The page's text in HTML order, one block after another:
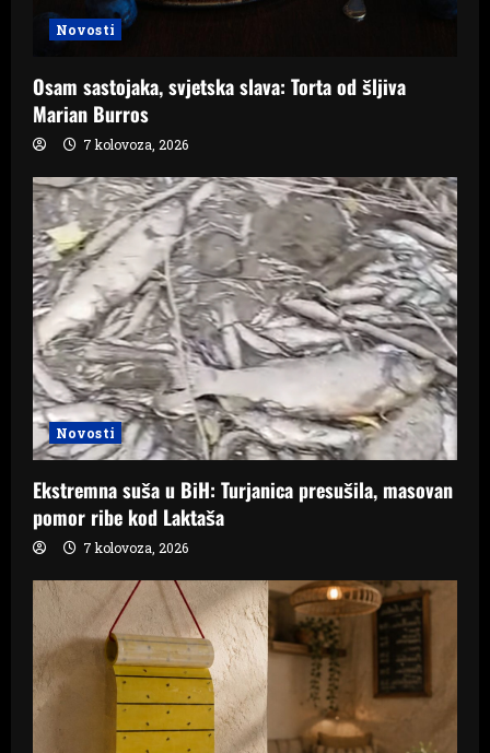
Novosti
Osam sastojaka, svjetska slava: Torta od šljiva
Marian Burros
7 kolovoza, 2026
Novosti
Ekstremna suša u BiH: Turjanica presušila, masovan
pomor ribe kod Laktaša
7 kolovoza, 2026